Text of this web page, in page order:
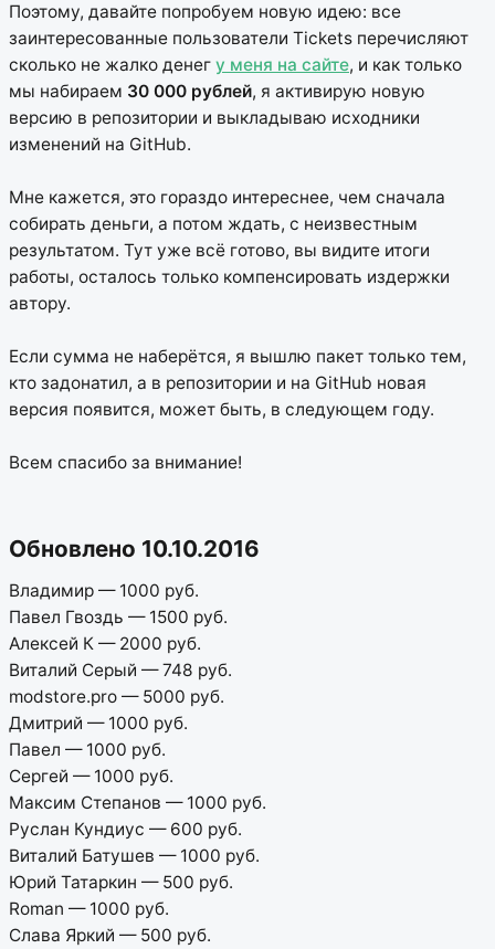
Поэтому, давайте попробуем новую идею: все
заинтересованные пользователи Tickets перечисляют
сколько не жалко денег у меня на сайте, и как только
мы набираем 30 000 рублей, я активирую новую
версию в репозитории и выкладываю исходники
изменений на GitHub.
Мне кажется, это гораздо интереснее, чем сначала
собирать деньги, а потом ждать, с неизвестным
результатом. Тут уже всё готово, вы видите итоги
работы, осталось только компенсировать издержки
автору.
Если сумма не наберётся, я вышлю пакет только тем,
кто задонатил, а в репозитории и на GitHub новая
версия появится, может быть, в следующем году.
Всем спасибо за внимание!
Обновлено 10.10.2016
Владимир — 1000 руб.
Павел Гвоздь — 1500 руб.
Алексей К — 2000 руб.
Виталий Серый — 748 руб.
modstore.pro — 5000 руб.
Дмитрий — 1000 руб.
Павел — 1000 руб.
Сергей — 1000 руб.
Максим Степанов — 1000 руб.
Руслан Кундиус — 600 руб.
Виталий Батушев — 1000 руб.
Юрий Татаркин — 500 руб.
Roman — 1000 руб.
Слава Яркий — 500 руб.